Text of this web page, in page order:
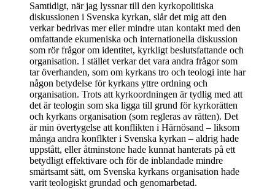
Samtidigt, när jag lyssnar till den kyrkopolitiska
diskussionen i Svenska kyrkan, slår det mig att den
verkar bedrivas mer eller mindre utan kontakt med den
omfattande ekumeniska och internationella diskussion
som rör frågor om identitet, kyrkligt beslutsfattande och
organisation. I stället verkar det vara andra frågor som
tar överhanden, som om kyrkans tro och teologi inte har
någon betydelse för kyrkans yttre ordning och
organisation. Trots att kyrkoordningen är tydlig med att
det är teologin som ska ligga till grund för kyrkorätten
och kyrkans organisation (som regleras av rätten). Det
är min övertygelse att konflikten i Härnösand – liksom
många andra konflkter i Svenska kyrkan – aldrig hade
uppstått, eller åtminstone hade kunnat hanterats på ett
betydligt effektivare och för de inblandade mindre
smärtsamt sätt, om Svenska kyrkans organisation hade
varit teologiskt grundad och genomarbetad.